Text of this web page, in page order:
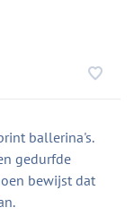
ballerina's.
gedurfde
bewijst dat